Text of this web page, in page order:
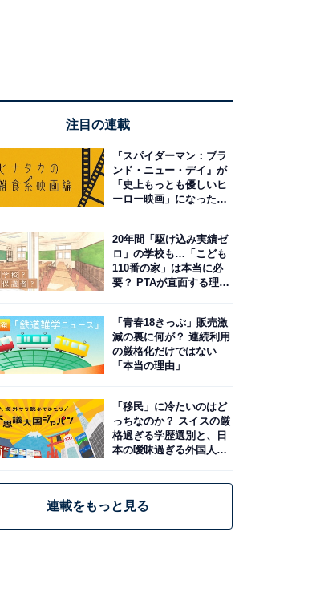
注目の連載
『スパイダーマン：ブラ
ンド・ニュー・デイ』が
「史上もっとも優しいヒ
ーロー映画」になった理
20年間「駆け込み実績ゼ
ロ」の学校も…「こども
110番の家」は本当に必
要？ PTAが直面する理想
「青春18きっぷ」販売激
減の裏に何が？ 連続利用
の厳格化だけではない
「本当の理由」
「移民」に冷たいのはど
っちなのか？ スイスの厳
格過ぎる学歴選別と、日
本の曖昧過ぎる外国人政
連載をもっと見る